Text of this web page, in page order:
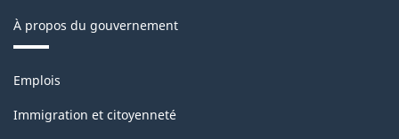
À propos du gouvernement
Thèmes
sujets
Emplois
Immigration et citoyenneté